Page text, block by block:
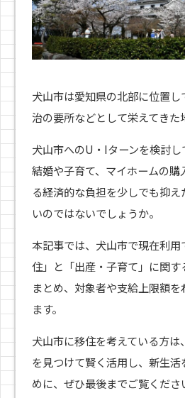
犬山市は愛知県の北部に位置し
治の要所などとして栄えてきた
犬山市へのU・Iターンを検討し
結婚や子育て、マイホームの
る経済的な負担を少しでも抑
いのではないでしょうか。
本記事では、犬山市で現在利
住」と「出産・子育て」に関
まとめ、対象者や支給上限額
ます。
犬山市に移住を考えている方
を見つけて賢く活用し、新生
めに、ぜひ最後までご覧くださ